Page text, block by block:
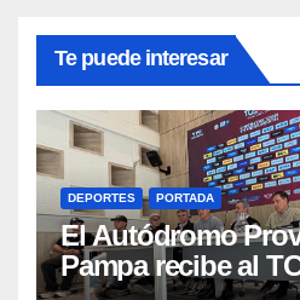
Te puede interesar
DEPORTES PORTADA
El Autódromo
Pampa recibe al